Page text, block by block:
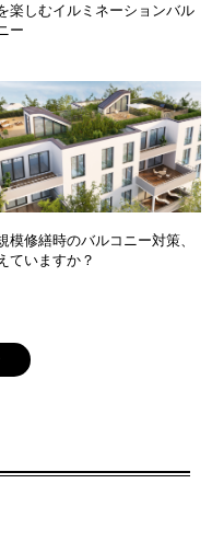
楽しむイルミネーションバル
ー
模修繕時のバルコニー対策、
ていますか？